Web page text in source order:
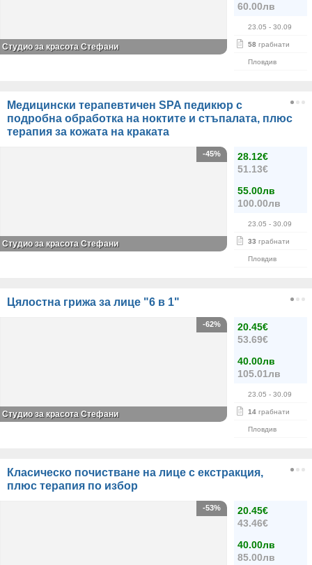
60.00лв
23.05 - 30.09
58 грабнати
Пловдив
Студио за красота Стефани
Медицински терапевтичен SPA педикюр с
подробна обработка на ноктите и стъпалата, плюс
терапия за кожата на краката
28.12€
51.13€
55.00лв
100.00лв
23.05 - 30.09
33 грабнати
Пловдив
-45%
Студио за красота Стефани
Цялостна грижа за лице "6 в 1"
20.45€
53.69€
40.00лв
105.01лв
23.05 - 30.09
14 грабнати
Пловдив
-62%
Студио за красота Стефани
Класическо почистване на лице с екстракция,
плюс терапия по избор
20.45€
43.46€
40.00лв
85.00лв
-53%